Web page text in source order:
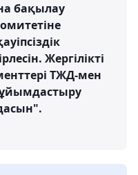
бақылау
Жергілікті
ТЖД-мен
ұйымдастыру